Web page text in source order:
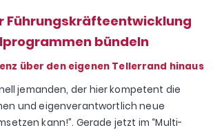
Führungskräfteentwicklung
bündeln
über den eigenen Tellerrand hinaus
jemanden, der hier kompetent die
und eigenverantwortlich neue
kann!”. Gerade jetzt im “Multi-